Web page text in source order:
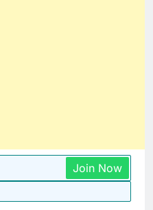
Join Now